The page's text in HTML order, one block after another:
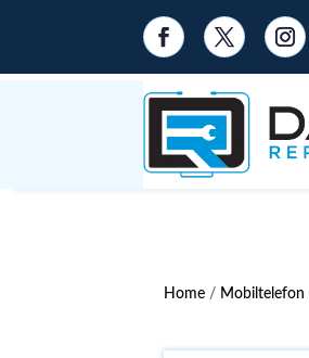
Home / Mobiltelefon